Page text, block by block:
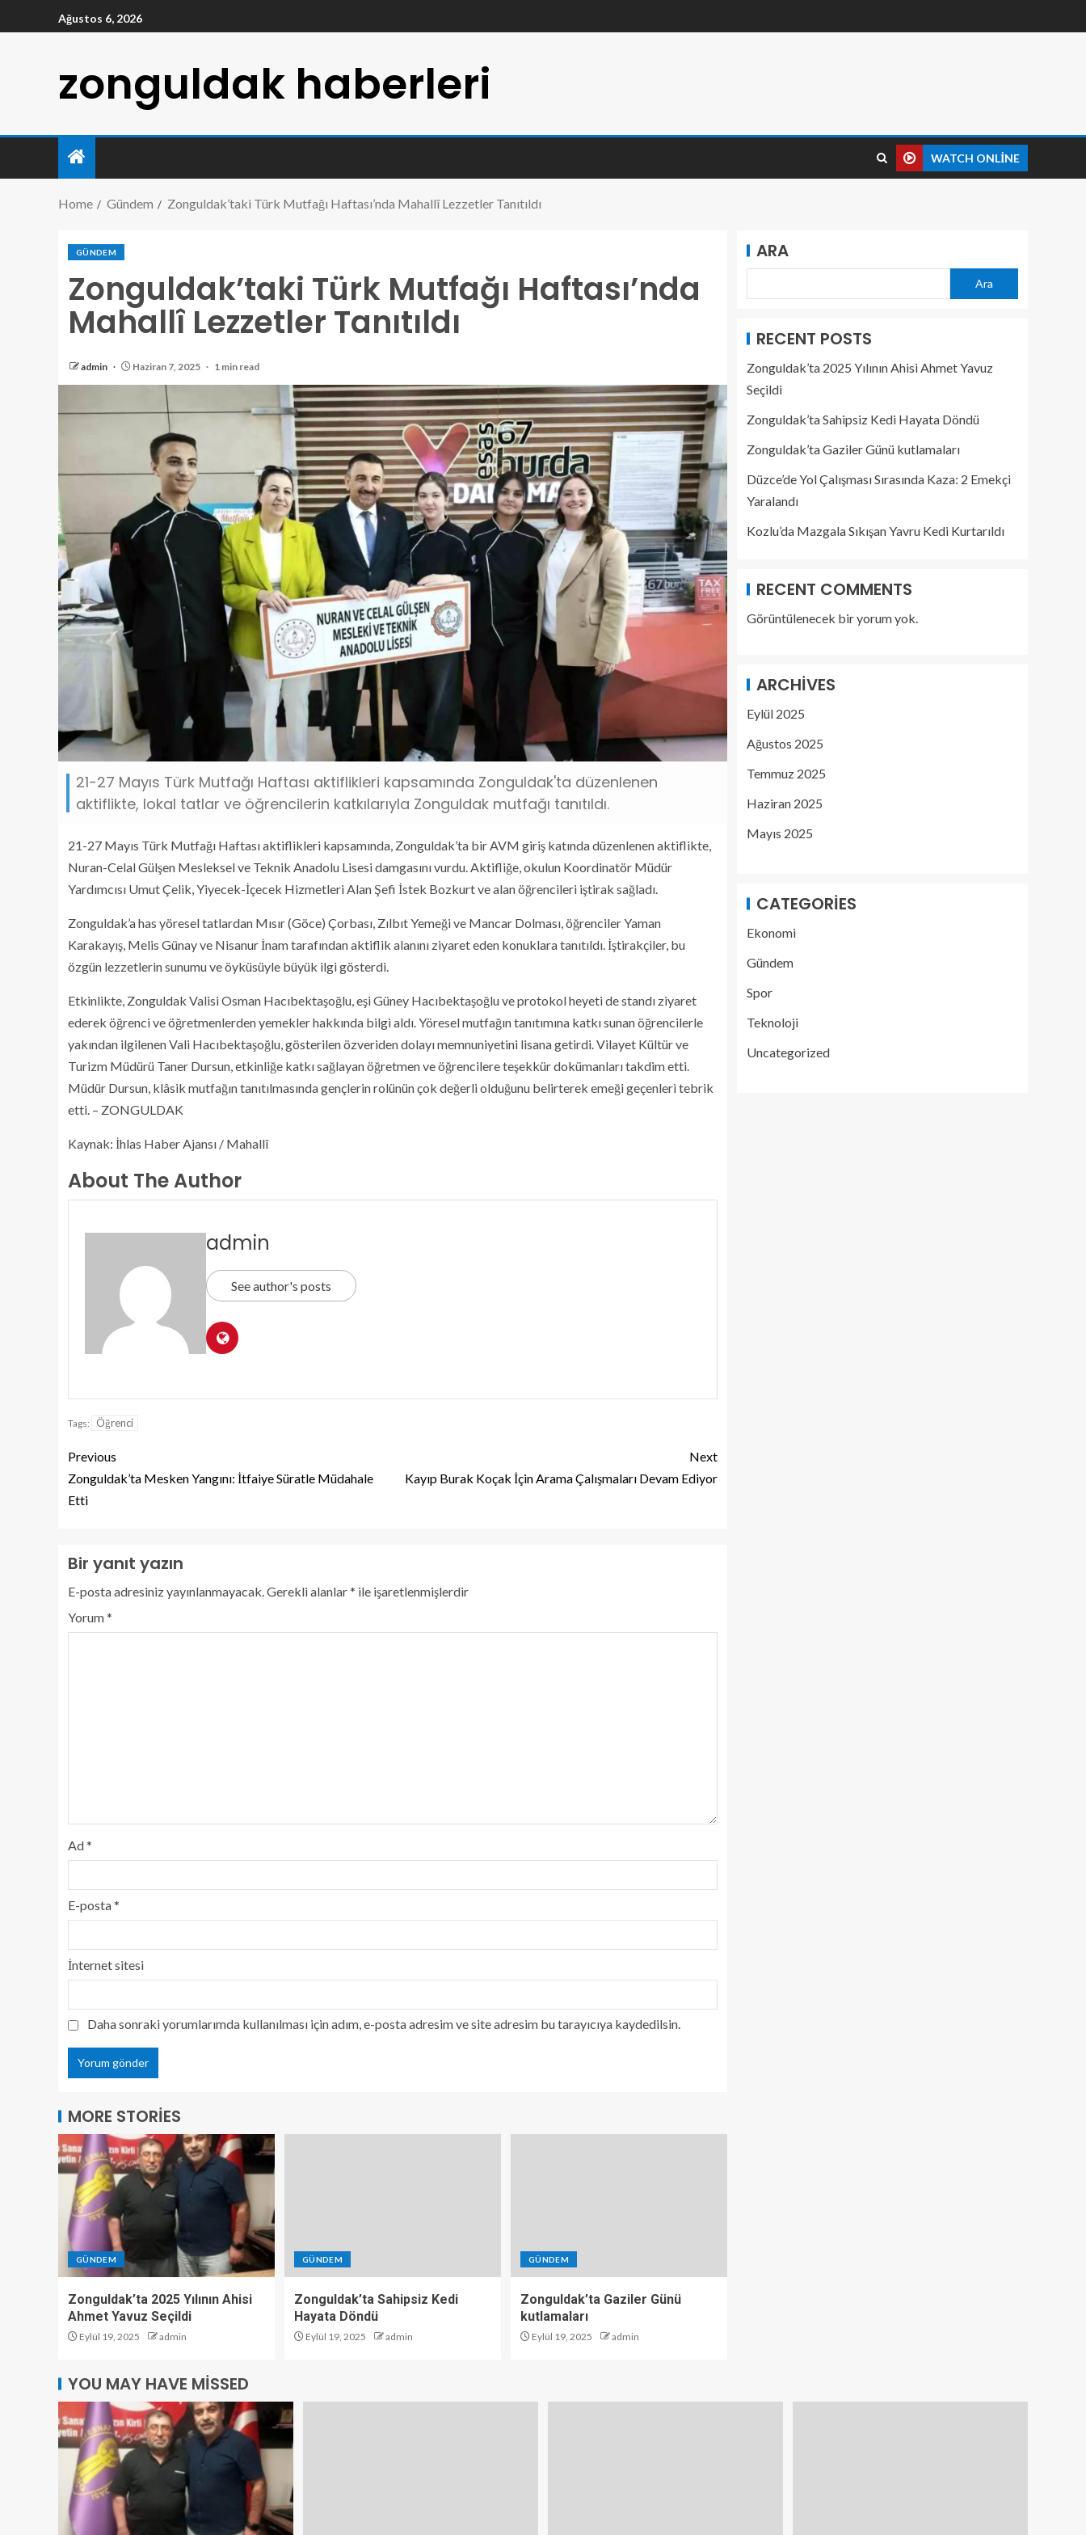
Ağustos 6, 2026
zonguldak haberleri
WATCH ONLINE
Home Gündem Zonguldak’taki Türk Mutfağı Haftası’nda Mahallî Lezzetler Tanıtıldı
GÜNDEM
Zonguldak’taki Türk Mutfağı Haftası’nda
Mahallî Lezzetler Tanıtıldı
admin Haziran 7, 2025 1 min read
21-27 Mayıs Türk Mutfağı Haftası aktiflikleri kapsamında Zonguldak'ta düzenlenen
aktiflikte, lokal tatlar ve öğrencilerin katkılarıyla Zonguldak mutfağı tanıtıldı.
21-27 Mayıs Türk Mutfağı Haftası aktiflikleri kapsamında, Zonguldak’ta bir AVM giriş katında düzenlenen aktiflikte,
Nuran-Celal Gülşen Mesleksel ve Teknik Anadolu Lisesi damgasını vurdu. Aktifliğe, okulun Koordinatör Müdür
Yardımcısı Umut Çelik, Yiyecek-İçecek Hizmetleri Alan Şefi İstek Bozkurt ve alan öğrencileri iştirak sağladı.
Zonguldak’a has yöresel tatlardan Mısır (Göce) Çorbası, Zılbıt Yemeği ve Mancar Dolması, öğrenciler Yaman
Karakayış, Melis Günay ve Nisanur İnam tarafından aktiflik alanını ziyaret eden konuklara tanıtıldı. İştirakçiler, bu
özgün lezzetlerin sunumu ve öyküsüyle büyük ilgi gösterdi.
Etkinlikte, Zonguldak Valisi Osman Hacıbektaşoğlu, eşi Güney Hacıbektaşoğlu ve protokol heyeti de standı ziyaret
ederek öğrenci ve öğretmenlerden yemekler hakkında bilgi aldı. Yöresel mutfağın tanıtımına katkı sunan öğrencilerle
yakından ilgilenen Vali Hacıbektaşoğlu, gösterilen özveriden dolayı memnuniyetini lisana getirdi. Vilayet Kültür ve
Turizm Müdürü Taner Dursun, etkinliğe katkı sağlayan öğretmen ve öğrencilere teşekkür dokümanları takdim etti.
Müdür Dursun, klâsik mutfağın tanıtılmasında gençlerin rolünün çok değerli olduğunu belirterek emeği geçenleri tebrik
etti. – ZONGULDAK
Kaynak: İhlas Haber Ajansı / Mahallî
About The Author
admin
See author's posts
Tags: Öğrenci
Previous
Zonguldak’ta Mesken Yangını: İtfaiye Süratle Müdahale
Etti
Next
Kayıp Burak Koçak İçin Arama Çalışmaları Devam Ediyor
Bir yanıt yazın
E-posta adresiniz yayınlanmayacak. Gerekli alanlar* ile işaretlenmişlerdir
Yorum*
Ad*
E-posta*
İnternet sitesi
Daha sonraki yorumlarımda kullanılması için adım, e-posta adresim ve site adresim bu tarayıcıya kaydedilsin.
MORE STORIES
GÜNDEM
Zonguldak’ta 2025 Yılının Ahisi
Ahmet Yavuz Seçildi
Eylül 19, 2025 admin
GÜNDEM
Zonguldak’ta Sahipsiz Kedi
Hayata Döndü
Eylül 19, 2025 admin
GÜNDEM
Zonguldak’ta Gaziler Günü
kutlamaları
Eylül 19, 2025 admin
ARA
Ara
RECENT POSTS
Zonguldak’ta 2025 Yılının Ahisi Ahmet Yavuz
Seçildi
Zonguldak’ta Sahipsiz Kedi Hayata Döndü
Zonguldak’ta Gaziler Günü kutlamaları
Düzce’de Yol Çalışması Sırasında Kaza: 2 Emekçi
Yaralandı
Kozlu’da Mazgala Sıkışan Yavru Kedi Kurtarıldı
RECENT COMMENTS
Görüntülenecek bir yorum yok.
ARCHIVES
Eylül 2025
Ağustos 2025
Temmuz 2025
Haziran 2025
Mayıs 2025
CATEGORIES
Ekonomi
Gündem
Spor
Teknoloji
Uncategorized
YOU MAY HAVE MISSED